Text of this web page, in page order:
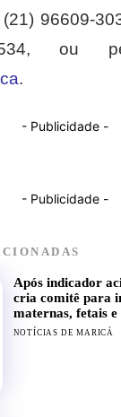
96609-
ou
.
- Publicidade -
- Publicidade -
Após indicador
cria comitê para
maternas, fetais
NOTÍCIAS DE MARICÁ